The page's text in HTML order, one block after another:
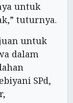
untuk
tuturnya.
untuk
dalam
SPd,